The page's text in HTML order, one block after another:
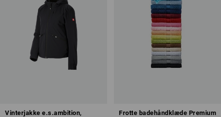
Vinterjakke e.s.ambition,
Frotte badehåndklæde Premium